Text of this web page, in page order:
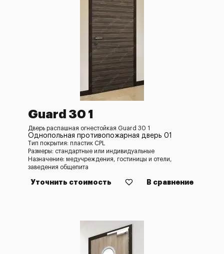
Guard 30 1
Дверь распашная огнестойкая Guard 30 1
Однопольная противопожарная дверь 01
Тип покрытия: пластик CPL
Размеры: стандартные или индивидуальные
Назначение: медучреждения, гостиницы и отели,
заведения общепита
Уточнить стоимость В сравнение